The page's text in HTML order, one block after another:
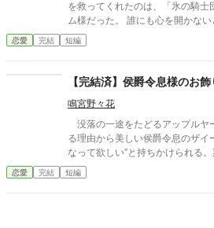
を救ってくれたのは、「氷の騎
ム様だった。 誰にも心を開かな
けは、蕩けるほど甘く、過保護なほど優しい
はいつも身を清めているのに、わ
笑って言うだけ。「君が生きてい
どうして、"あの日"の話になると
たしの知らない何かを、この人は抱えてい
は、最初から最後までハッピー
味（人間の狂気・執着）と少しの
化けは出ません。
恋愛 完結 短編
【完結済】侯爵令息様のお飾
鳴宮野々花
没落の一途をたどるアップルヤ
る理由から美しい侯爵令息のザイ
なって欲しい”と持ちかけられる
の都合のための秘密の契約結婚だ
してくれたことのあるザイールに
恋愛 完結 短編